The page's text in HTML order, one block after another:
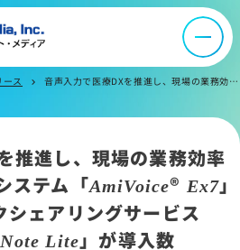
ー
ス chevron_right 音声入力で医療DXを推進し、現場の業務効率化を支援 音声入力システム「AmiVoice® Ex7」とAI音声認識ワークシェアリングサービス「AmiVoice iNote/iNote Lite」が導入数20,000施設突破！
推進し、現場の業務効率
ステム「AmiVoice® Ex7」
ェアリングサービス
Lite」が導入数